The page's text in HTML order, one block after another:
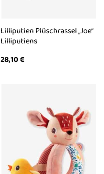
Lilliputien Plüschrassel „Joe“
Lilliputiens
28,10€